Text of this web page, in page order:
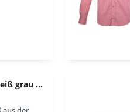
Herren Boxershort Romansthal weiß grau Gloriette